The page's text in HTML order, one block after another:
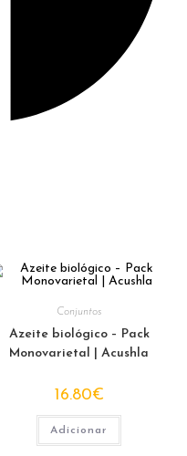
Conjuntos
Azeite biológico – Pack
Monovarietal | Acushla
16.80€
Adicionar